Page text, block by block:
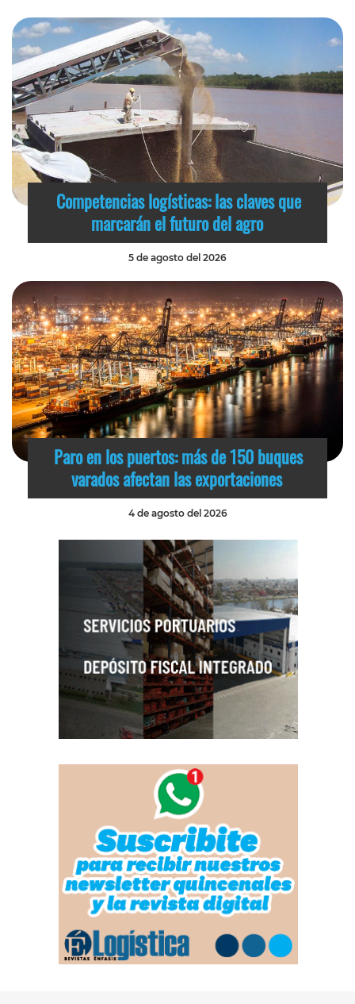
Competencias logísticas: las claves que
marcarán el futuro del agro
5 de agosto del 2026
Paro en los puertos: más de 150 buques
varados afectan las exportaciones
4 de agosto del 2026